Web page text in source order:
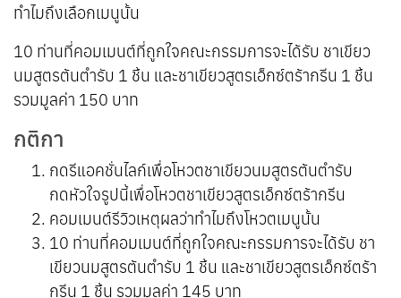
ทำไมถึงเลือกเมนูนั้น
10 ท่านที่คอมเมนต์ที่ถูกใจคณะกรรมการจะได้รับ ชาเขียว
นมสูตรต้นตำรับ 1 ชิ้น และชาเขียวสูตรเอ็กซ์ตร้ากรีน 1 ชิ้น
รวมมูลค่า 150 บาท
กติกา
กดรีแอคชั่นไลก์เพื่อโหวตชาเขียวนมสูตรต้นตำรับ
กดหัวใจรูปนี้เพื่อโหวตชาเขียวสูตรเอ็กซ์ตร้ากรีน
คอมเมนต์รีวิวเหตุผลว่าทำไมถึงโหวตเมนูนั้น
10 ท่านที่คอมเมนต์ที่ถูกใจคณะกรรมการจะได้รับ ชา
เขียวนมสูตรต้นตำรับ 1 ชิ้น และชาเขียวสูตรเอ็กซ์ตร้า
กรีน 1 ชิ้น รวมมูลค่า 145 บาท